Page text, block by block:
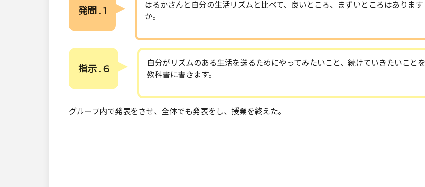
発問 . 1
はるかさんと自分の生活リズムと比べて、良いところ、まずいところはあります
か。
指示 . 6
自分がリズムのある生活を送るためにやってみたいこと、続けていきたいことを
教科書に書きます。
グループ内で発表をさせ、全体でも発表をし、授業を終えた。